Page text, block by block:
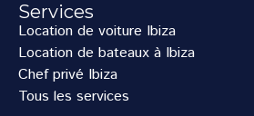
Services
Location de voiture Ibiza
Location de bateaux à Ibiza
Chef privé Ibiza
Tous les services